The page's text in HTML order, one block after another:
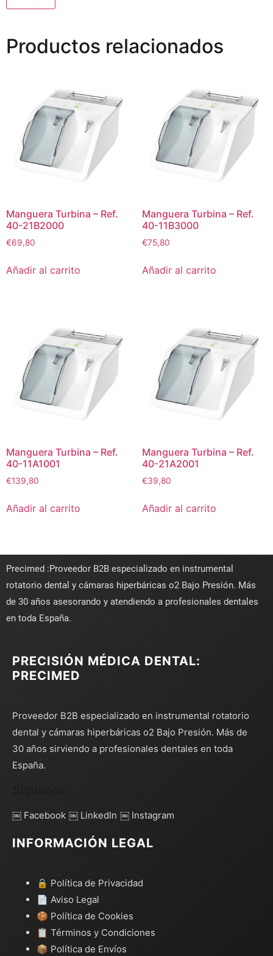
Productos relacionados
Manguera Turbina – Ref.
40-21B2000
€69,80
Añadir al carrito
Manguera Turbina – Ref.
40-11B3000
€75,80
Añadir al carrito
Manguera Turbina – Ref.
40-11A1001
€139,80
Añadir al carrito
Manguera Turbina – Ref.
40-21A2001
€39,80
Añadir al carrito
Precimed :Proveedor B2B especializado en instrumental
rotatorio dental y cámaras hiperbáricas o2 Bajo Presión. Más
de 30 años asesorando y atendiendo a profesionales dentales
en toda España.
PRECISIÓN MÉDICA DENTAL:
PRECIMED
Proveedor B2B especializado en instrumental rotatorio
dental y cámaras hiperbáricas o2 Bajo Presión. Más de
30 años sirviendo a profesionales dentales en toda
España.
￼ Facebook ￼ LinkedIn ￼ Instagram
INFORMACIÓN LEGAL
🔒 Política de Privacidad
📄 Aviso Legal
🍪 Política de Cookies
📋 Términos y Condiciones
📦 Política de Envíos